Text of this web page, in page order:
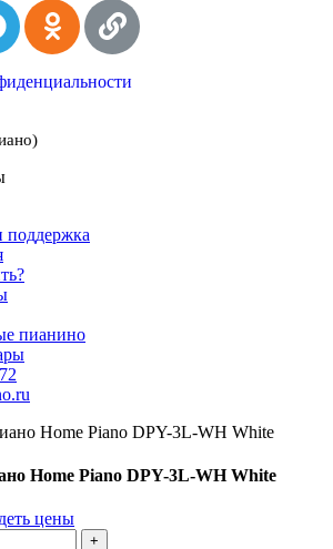
поддержка
пианино
Home Piano DPY-3L-WH White
цены